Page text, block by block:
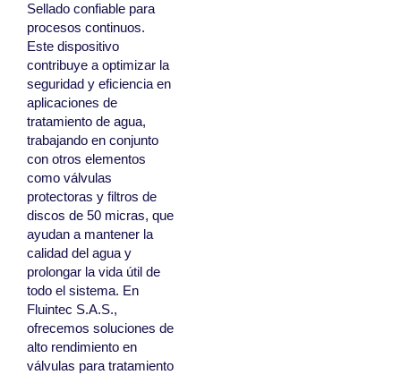
Sellado confiable para
procesos continuos.
Este dispositivo
contribuye a optimizar la
seguridad y eficiencia en
aplicaciones de
tratamiento de agua,
trabajando en conjunto
con otros elementos
como válvulas
protectoras y filtros de
discos de 50 micras, que
ayudan a mantener la
calidad del agua y
prolongar la vida útil de
todo el sistema. En
Fluintec S.A.S.,
ofrecemos soluciones de
alto rendimiento en
válvulas para tratamiento